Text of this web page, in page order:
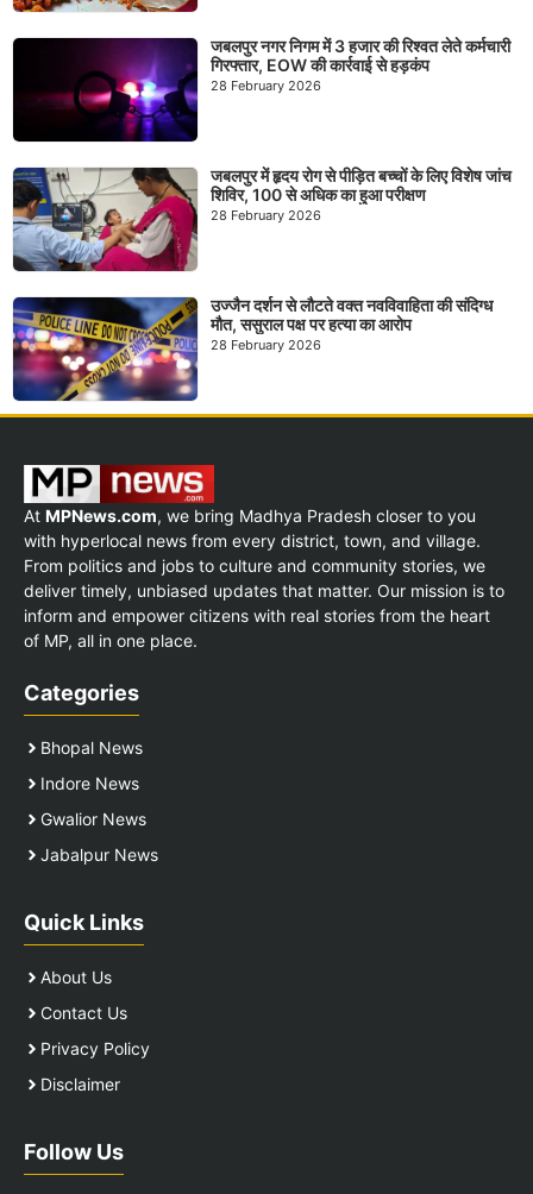
जबलपुर नगर निगम में 3 हजार की रिश्वत लेते कर्मचारी
गिरफ्तार, EOW की कार्रवाई से हड़कंप
28 February 2026
जबलपुर में हृदय रोग से पीड़ित बच्चों के लिए विशेष जांच
शिविर, 100 से अधिक का हुआ परीक्षण
28 February 2026
उज्जैन दर्शन से लौटते वक्त नवविवाहिता की संदिग्ध
मौत, ससुराल पक्ष पर हत्या का आरोप
28 February 2026
At MPNews.com, we bring Madhya Pradesh closer to you
with hyperlocal news from every district, town, and village.
From politics and jobs to culture and community stories, we
deliver timely, unbiased updates that matter. Our mission is to
inform and empower citizens with real stories from the heart
of MP, all in one place.
Categories
Bhopal News
Indore News
Gwalior News
Jabalpur News
Quick Links
About Us
Contact Us
Privacy Policy
Disclaimer
Follow Us